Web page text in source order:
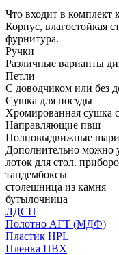
Что входит в комплект
Корпус, влагостойкая
фурнитура.
Ручки
Различные варианты
Петли
С доводчиком или без
Сушка для посуды
Хромированная сушка
Направляющие пвш
Полновыдвижные
Дополнительно можно
лоток для стол.
тандембоксы
столешница из камня
бутылочница
ЛДСП
Полотно АГТ (МДФ)
Пластик HPL
Пленка ПВХ